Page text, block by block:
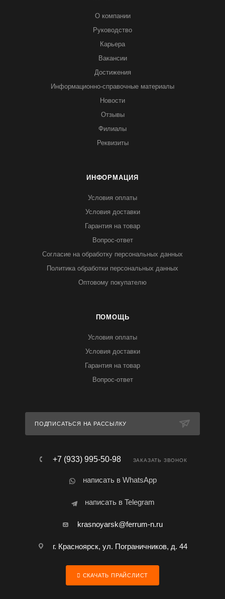
О компании
Руководство
Карьера
Вакансии
Достижения
Информационно-справочные материалы
Новости
Отзывы
Филиалы
Реквизиты
ИНФОРМАЦИЯ
Условия оплаты
Условия доставки
Гарантия на товар
Вопрос-ответ
Согласие на обработку персональных данных
Политика обработки персональных данных
Оптовому покупателю
ПОМОЩЬ
Условия оплаты
Условия доставки
Гарантия на товар
Вопрос-ответ
ПОДПИСАТЬСЯ НА РАССЫЛКУ
+7 (933) 995-50-98 ЗАКАЗАТЬ ЗВОНОК
написать в WhatsApp
написать в Telegram
krasnoyarsk@ferrum-n.ru
г. Красноярск, ул. Пограничников, д. 44
СКАЧАТЬ ПРАЙСЛИСТ